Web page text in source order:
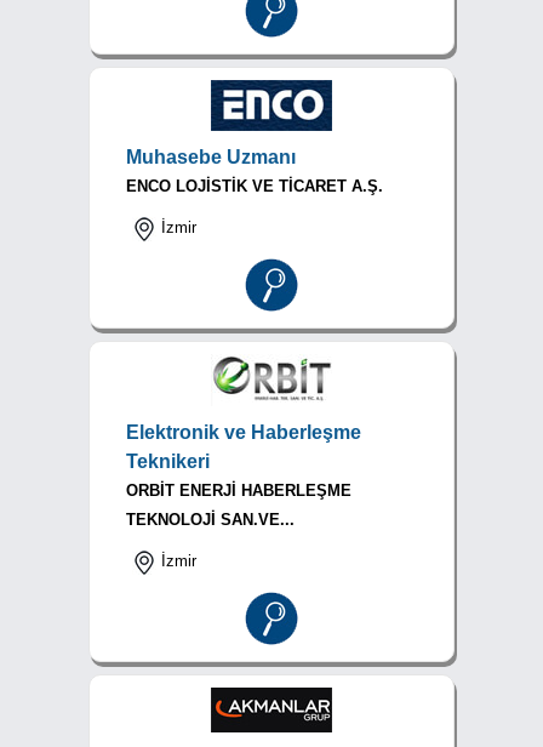
Muhasebe Uzmanı
ENCO LOJİSTİK VE TİCARET A.Ş.
İzmir
Elektronik ve Haberleşme
Teknikeri
ORBİT ENERJİ HABERLEŞME
TEKNOLOJİ SAN.VE...
İzmir